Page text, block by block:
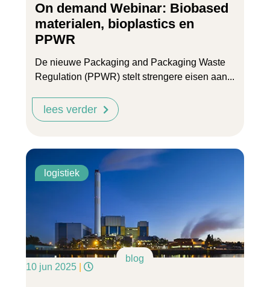
On demand Webinar: Biobased
materialen, bioplastics en
PPWR
De nieuwe Packaging and Packaging Waste
Regulation (PPWR) stelt strengere eisen aan...
lees verder
logistiek
blog
10 jun 2025